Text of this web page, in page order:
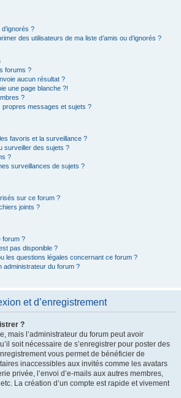
?
des utilisateurs de ma liste d’amis ou d’ignorés ?
forums ?
aucun résultat ?
une page blanche ?!
?
messages et sujets ?
favoris et la surveillance ?
surveiller des sujets ?
?
surveillances de sujets ?
sur ce forum ?
joints ?
forum ?
pas disponible ?
les questions légales concernant ce forum ?
administrateur du forum ?
et d’enregistrement
?
mais l’administrateur du forum peut avoir
soit nécessaire de s’enregistrer pour poster des
vous permet de bénéficier de
inaccessibles aux invités comme les avatars
privée, l’envoi d’e-mails aux autres membres,
La création d’un compte est rapide et vivement